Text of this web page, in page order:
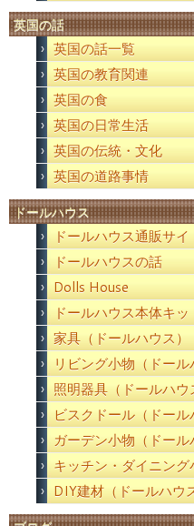
英国の話
英国の話一覧
英国の教育関連
英国の食
英国の日常生活
英国の伝統・文化
英国の道路事情
ドールハウス
ドールハウス通販サイ
ドールハウスの話
Dolls House
ドールハウス本体キッ
家具（ドールハウス）
リビング小物（ドール
照明器具（ドールハウ
ビスクドール（ドール
ガーデン小物（ドール
キッチン・ダイニング
DIY建材（ドールハウ